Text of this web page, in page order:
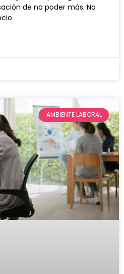
de no poder más. No
AMBIENTE LABORAL